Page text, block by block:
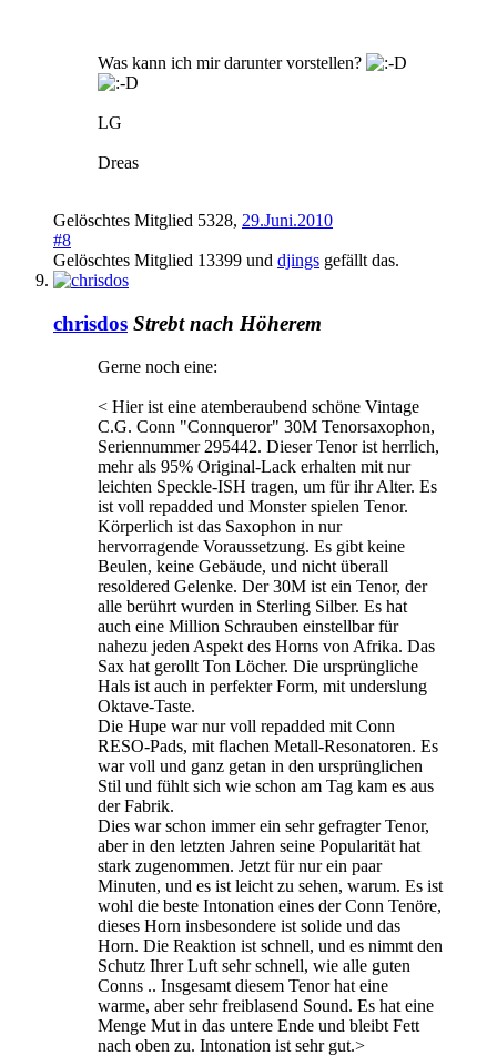
Was kann ich mir darunter vorstellen?
LG
Dreas
Gelöschtes Mitglied 5328, 29.Juni.2010
#8
Gelöschtes Mitglied 13399 und djings gefällt das.
chrisdos Strebt nach Höherem
Gerne noch eine:
< Hier ist eine atemberaubend schöne Vintage
C.G. Conn "Connqueror" 30M Tenorsaxophon,
Seriennummer 295442. Dieser Tenor ist herrlich,
mehr als 95% Original-Lack erhalten mit nur
leichten Speckle-ISH tragen, um für ihr Alter. Es
ist voll repadded und Monster spielen Tenor.
Körperlich ist das Saxophon in nur
hervorragende Voraussetzung. Es gibt keine
Beulen, keine Gebäude, und nicht überall
resoldered Gelenke. Der 30M ist ein Tenor, der
alle berührt wurden in Sterling Silber. Es hat
auch eine Million Schrauben einstellbar für
nahezu jeden Aspekt des Horns von Afrika. Das
Sax hat gerollt Ton Löcher. Die ursprüngliche
Hals ist auch in perfekter Form, mit underslung
Oktave-Taste.
Die Hupe war nur voll repadded mit Conn
RESO-Pads, mit flachen Metall-Resonatoren. Es
war voll und ganz getan in den ursprünglichen
Stil und fühlt sich wie schon am Tag kam es aus
der Fabrik.
Dies war schon immer ein sehr gefragter Tenor,
aber in den letzten Jahren seine Popularität hat
stark zugenommen. Jetzt für nur ein paar
Minuten, und es ist leicht zu sehen, warum. Es ist
wohl die beste Intonation eines der Conn Tenöre,
dieses Horn insbesondere ist solide und das
Horn. Die Reaktion ist schnell, und es nimmt den
Schutz Ihrer Luft sehr schnell, wie alle guten
Conns .. Insgesamt diesem Tenor hat eine
warme, aber sehr freiblasend Sound. Es hat eine
Menge Mut in das untere Ende und bleibt Fett
nach oben zu. Intonation ist sehr gut.>